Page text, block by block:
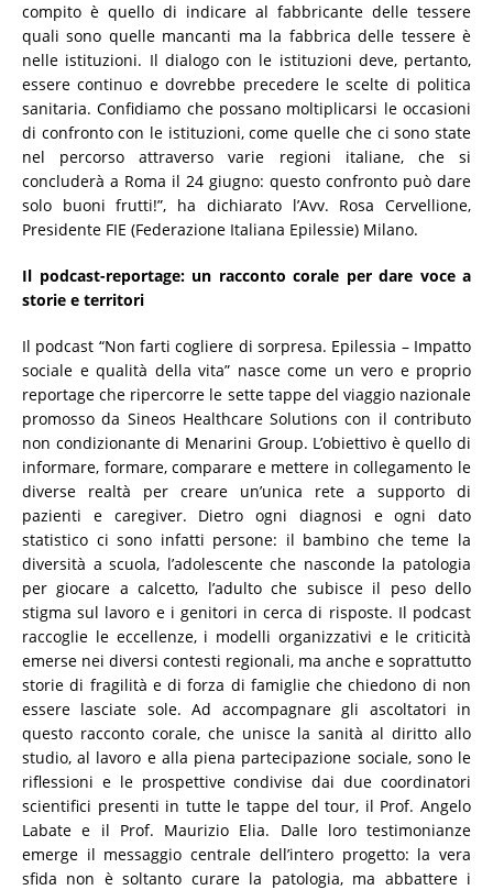
compito è quello di indicare al fabbricante delle tessere
quali sono quelle mancanti ma la fabbrica delle tessere è
nelle istituzioni. Il dialogo con le istituzioni deve, pertanto,
essere continuo e dovrebbe precedere le scelte di politica
sanitaria. Confidiamo che possano moltiplicarsi le occasioni
di confronto con le istituzioni, come quelle che ci sono state
nel percorso attraverso varie regioni italiane, che si
concluderà a Roma il 24 giugno: questo confronto può dare
solo buoni frutti!”, ha dichiarato l’Avv. Rosa Cervellione,
Presidente FIE (Federazione Italiana Epilessie) Milano.
Il podcast-reportage: un racconto corale per dare voce a
storie e territori
Il podcast “Non farti cogliere di sorpresa. Epilessia – Impatto
sociale e qualità della vita” nasce come un vero e proprio
reportage che ripercorre le sette tappe del viaggio nazionale
promosso da Sineos Healthcare Solutions con il contributo
non condizionante di Menarini Group. L’obiettivo è quello di
informare, formare, comparare e mettere in collegamento le
diverse realtà per creare un’unica rete a supporto di
pazienti e caregiver. Dietro ogni diagnosi e ogni dato
statistico ci sono infatti persone: il bambino che teme la
diversità a scuola, l’adolescente che nasconde la patologia
per giocare a calcetto, l’adulto che subisce il peso dello
stigma sul lavoro e i genitori in cerca di risposte. Il podcast
raccoglie le eccellenze, i modelli organizzativi e le criticità
emerse nei diversi contesti regionali, ma anche e soprattutto
storie di fragilità e di forza di famiglie che chiedono di non
essere lasciate sole. Ad accompagnare gli ascoltatori in
questo racconto corale, che unisce la sanità al diritto allo
studio, al lavoro e alla piena partecipazione sociale, sono le
riflessioni e le prospettive condivise dai due coordinatori
scientifici presenti in tutte le tappe del tour, il Prof. Angelo
Labate e il Prof. Maurizio Elia. Dalle loro testimonianze
emerge il messaggio centrale dell’intero progetto: la vera
sfida non è soltanto curare la patologia, ma abbattere i